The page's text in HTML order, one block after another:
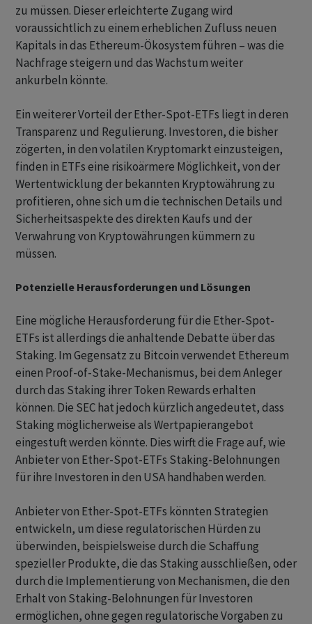
zu müssen. Dieser erleichterte Zugang wird
voraussichtlich zu einem erheblichen Zufluss neuen
Kapitals in das Ethereum-Ökosystem führen – was die
Nachfrage steigern und das Wachstum weiter
ankurbeln könnte.
Ein weiterer Vorteil der Ether-Spot-ETFs liegt in deren
Transparenz und Regulierung. Investoren, die bisher
zögerten, in den volatilen Kryptomarkt einzusteigen,
finden in ETFs eine risikoärmere Möglichkeit, von der
Wertentwicklung der bekannten Kryptowährung zu
profitieren, ohne sich um die technischen Details und
Sicherheitsaspekte des direkten Kaufs und der
Verwahrung von Kryptowährungen kümmern zu
müssen.
Potenzielle Herausforderungen und Lösungen
Eine mögliche Herausforderung für die Ether-Spot-
ETFs ist allerdings die anhaltende Debatte über das
Staking. Im Gegensatz zu Bitcoin verwendet Ethereum
einen Proof-of-Stake-Mechanismus, bei dem Anleger
durch das Staking ihrer Token Rewards erhalten
können. Die SEC hat jedoch kürzlich angedeutet, dass
Staking möglicherweise als Wertpapierangebot
eingestuft werden könnte. Dies wirft die Frage auf, wie
Anbieter von Ether-Spot-ETFs Staking-Belohnungen
für ihre Investoren in den USA handhaben werden.
Anbieter von Ether-Spot-ETFs könnten Strategien
entwickeln, um diese regulatorischen Hürden zu
überwinden, beispielsweise durch die Schaffung
spezieller Produkte, die das Staking ausschließen, oder
durch die Implementierung von Mechanismen, die den
Erhalt von Staking-Belohnungen für Investoren
ermöglichen, ohne gegen regulatorische Vorgaben zu